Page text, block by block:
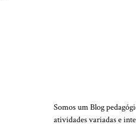
Somos um Blog
atividades variadas e